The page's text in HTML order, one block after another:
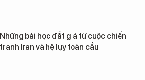
Những bài học đắt giá từ cuộc chiến
tranh Iran và hệ lụy toàn cầu